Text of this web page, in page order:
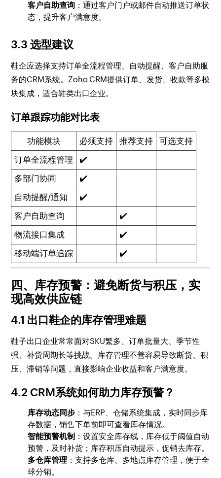
客户自助查询 ：通过客户门户或邮件自动推送订单状
态，提升客户满意度。
3.3 选型建议
鞋企应选择支持订单全流程管理、自动提醒、客户自助服
务的CRM系统。Zoho CRM提供订单、发货、收款等多模
块集成，适合鞋类出口企业。
订单跟踪功能对比表
功能模块 必须支持 推荐支持
可选支持
订单全流程管理
✔️
多部门协同
✔️
自动提醒/通知
✔️
客户自助查询
✔️
物流接口集成
✔️
移动端订单追踪
✔️
四、库存预警：避免断货与积压，实
现高效供应链
4.1 出口鞋企的库存管理难题
鞋子出口企业常常面对SKU繁多、订单批量大、季节性
强、补货周期长等挑战。库存管理不善容易导致断货、积
压、滞销等问题，直接影响企业收益和客户满意度。
4.2 CRM系统如何助力库存预警？
库存动态同步 ：与ERP、仓储系统集成，实时同步库
存数据，销售下单前即可查看库存情况。
智能预警机制 ：设置安全库存线，库存低于阈值自动
预警，及时补货；库存积压自动提示，促销去库存。
多仓库管理 ：支持多仓库、多地点库存管理，便于全
球分销。